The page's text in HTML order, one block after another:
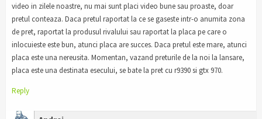
video in zilele noastre, nu mai sunt placi video bune sau proaste, doar
pretul conteaza. Daca pretul raportat la ce se gaseste intr-o anumita zona
de pret, raportat la produsul rivalului sau raportat la placa pe care o
inlocuieste este bun, atunci placa are succes. Daca pretul este mare, atunci
placa este una nereusita. Momentan, vazand preturile de la noi la lansare,
placa este una destinata esecului, se bate la pret cu r9390 si gtx 970.
Reply